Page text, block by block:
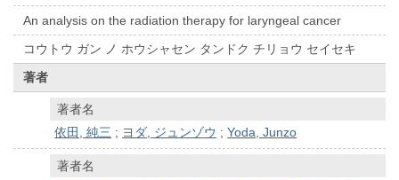
An analysis on the radiation therapy for laryngeal cancer
コウトウ ガン ノ ホウシャセン タンドク チリョウ セイセキ
著者
著者名
依田, 純三 ; ヨダ, ジュンゾウ ;Yoda, Junzo
著者名